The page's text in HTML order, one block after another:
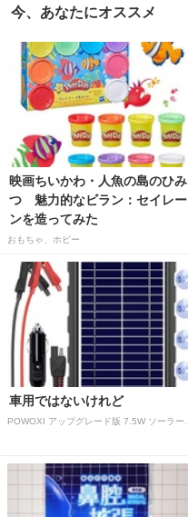
今、あなたにオススメ
映画ちいかわ・人魚の島のひみ
つ 魅力的なビラン：セイレー
ンを造ってみた
おもちゃ、ホビー
車用ではないけれど